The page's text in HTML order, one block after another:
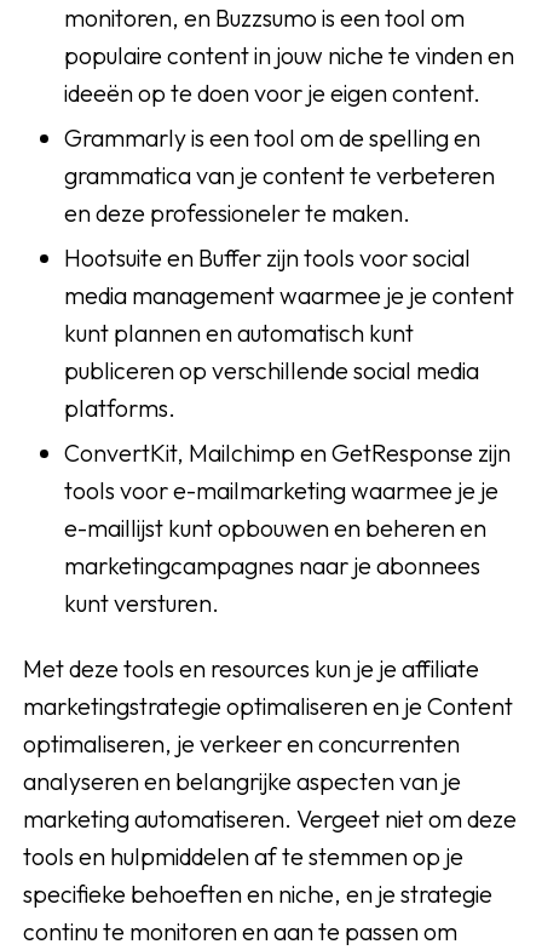
monitoren, en Buzzsumo is een tool om
populaire content in jouw niche te vinden en
ideeën op te doen voor je eigen content.
Grammarly is een tool om de spelling en
grammatica van je content te verbeteren
en deze professioneler te maken.
Hootsuite en Buffer zijn tools voor social
media management waarmee je je content
kunt plannen en automatisch kunt
publiceren op verschillende social media
platforms.
ConvertKit, Mailchimp en GetResponse zijn
tools voor e-mailmarketing waarmee je je
e-maillijst kunt opbouwen en beheren en
marketingcampagnes naar je abonnees
kunt versturen.
Met deze tools en resources kun je je affiliate
marketingstrategie optimaliseren en je Content
optimaliseren, je verkeer en concurrenten
analyseren en belangrijke aspecten van je
marketing automatiseren. Vergeet niet om deze
tools en hulpmiddelen af te stemmen op je
specifieke behoeften en niche, en je strategie
continu te monitoren en aan te passen om